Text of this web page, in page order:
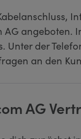
AG angeboten.
Unter der
an den
AG